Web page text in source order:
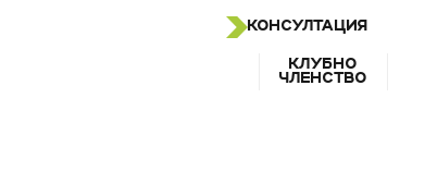
КОНСУЛТАЦИЯ
КЛУБНО
ЧЛЕНСТВО